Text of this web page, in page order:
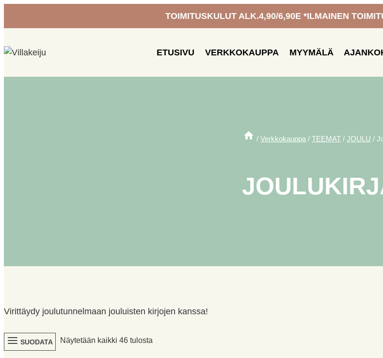
TOIMITUSKULUT ALK.4,90/6,90E *ILMAINEN
ETUSIVU VERKKOKAUPPA MYYMÄLÄ
/ Verkkokauppa / TEEMAT / JOULU /
Virittäydy joulutunnelmaan jouluisten kirjojen kanssa!
SUODATA Näytetään kaikki 46 tulosta